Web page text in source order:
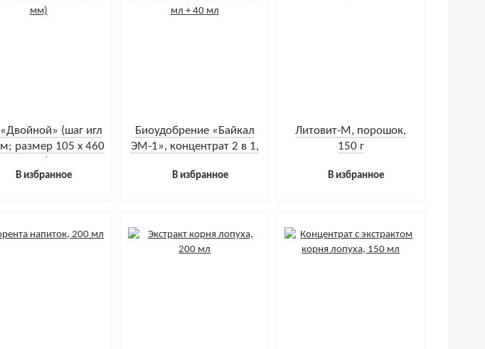
(шаг игл
размер 105 х 460
В избранное
Биоудобрение «Байкал
ЭМ-1», концентрат 2 в 1,
В избранное
Литовит-М, порошок,
150 г
В избранное